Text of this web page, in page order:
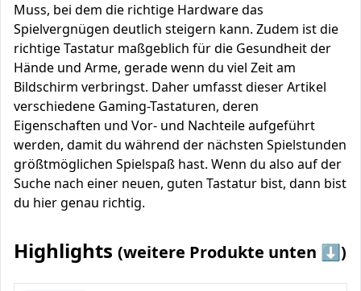
Muss, bei dem die richtige Hardware das
Spielvergnügen deutlich steigern kann. Zudem ist die
richtige Tastatur maßgeblich für die Gesundheit der
Hände und Arme, gerade wenn du viel Zeit am
Bildschirm verbringst. Daher umfasst dieser Artikel
verschiedene Gaming-Tastaturen, deren
Eigenschaften und Vor- und Nachteile aufgeführt
werden, damit du während der nächsten Spielstunden
größtmöglichen Spielspaß hast. Wenn du also auf der
Suche nach einer neuen, guten Tastatur bist, dann bist
du hier genau richtig.
Highlights (weitere Produkte unten ⬇️)